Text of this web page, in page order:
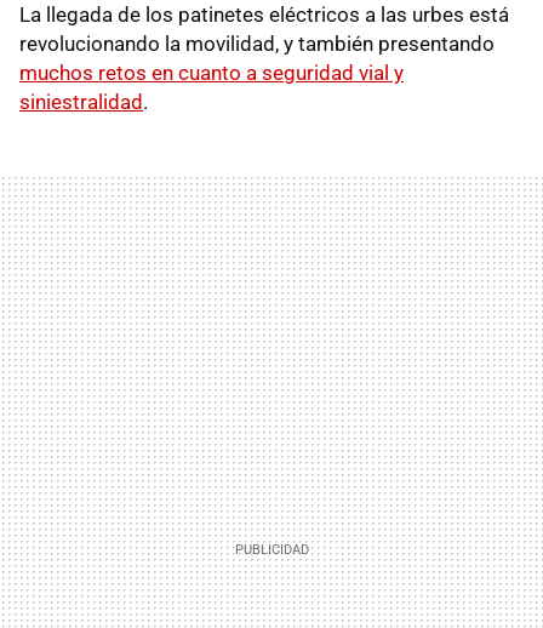
La llegada de los patinetes eléctricos a las urbes está
revolucionando la movilidad, y también presentando
muchos retos en cuanto a seguridad vial y
siniestralidad.